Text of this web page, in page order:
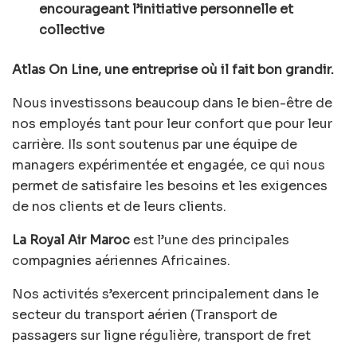
encourageant l’initiative personnelle et
collective
Atlas On Line, une entreprise où il fait bon grandir.
Nous investissons beaucoup dans le bien-être de
nos employés tant pour leur confort que pour leur
carrière. Ils sont soutenus par une équipe de
managers expérimentée et engagée, ce qui nous
permet de satisfaire les besoins et les exigences
de nos clients et de leurs clients.
La Royal Air Maroc est l’une des principales
compagnies aériennes Africaines.
Nos activités s’exercent principalement dans le
secteur du transport aérien (Transport de
passagers sur ligne régulière, transport de fret